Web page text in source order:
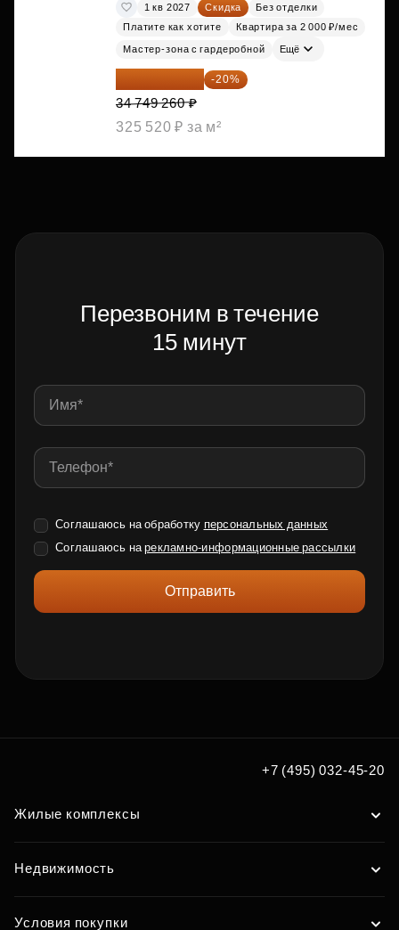
1 кв 2027 Скидка
Без отделки
Платите как хотите
Квартира за 2 000 ₽/мес
Мастер-зона с гардеробной Ещё
27 799 408 ₽ -20%
34 749 260 ₽
325 520 ₽ за м²
Перезвоним в течение
15 минут
Соглашаюсь на обработку персональных данных
Соглашаюсь нарекламно-информационные рассылки
Отправить
+7 (495) 032-45-20
Жилые комплексы
Недвижимость
Условия покупки